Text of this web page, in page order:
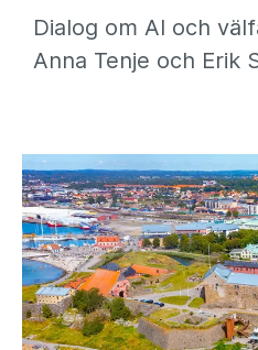
Dialog om AI och
Anna Tenje och Erik